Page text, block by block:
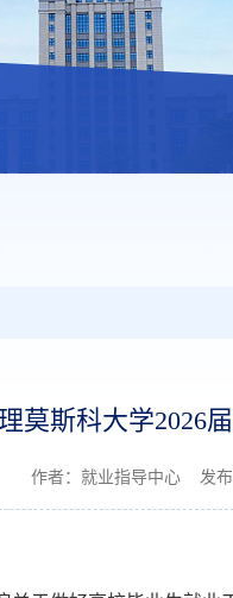
莫斯科大学2026
作者：就业指导中心 发布